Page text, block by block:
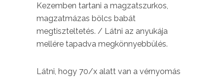
Kezemben tartani a magzatszurkos,
magzatmázas bölcs babát
megtiszteltetés. / Látni az anyukája
mellére tapadva megkönnyebbülés.
Látni, hogy 70/x alatt van a vérnyomás